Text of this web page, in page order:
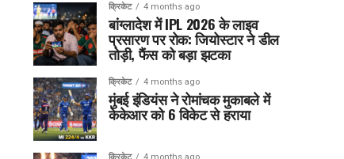
क्रिकेट 4 months ago
बांग्लादेश में IPL 2026 के लाइव
प्रसारण पर रोक: जियोस्टार ने डील
तोड़ी, फैंस को बड़ा झटका
क्रिकेट 4 months ago
मुंबई इंडियंस ने रोमांचक मुकाबले में
केकेआर को 6 विकेट से हराया
क्रिकेट 4 months ago